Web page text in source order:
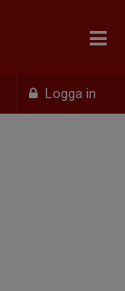
Logga in